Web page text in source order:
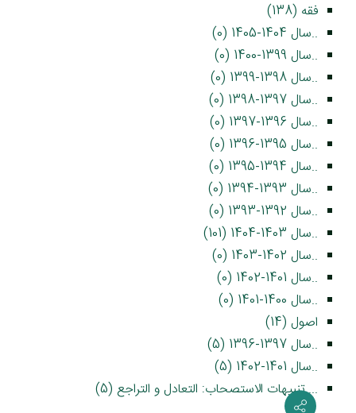
فقه (138)
..سال 1404-1405 (0)
..سال 1399-1400 (0)
..سال 1398-1399 (0)
..سال 1397-1398 (0)
..سال 1396-1397 (0)
..سال 1395-1396 (0)
..سال 1394-1395 (0)
..سال 1393-1394 (0)
..سال 1392-1393 (0)
..سال 1403-1404 (101)
..سال 1402-1403 (0)
..سال 1401-1402 (0)
..سال 1400-1401 (0)
اصول (14)
..سال 1397-1396 (5)
..سال 1401-1402 (5)
....تنبیهات الاستصحاب: التعادل و التراجع (5)